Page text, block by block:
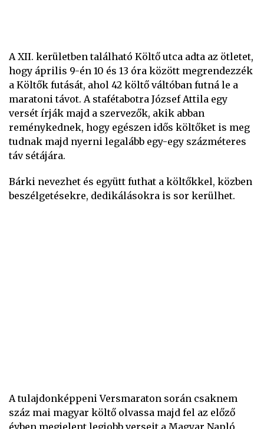
A XII. kerületben található Költő utca adta az ötletet,
hogy április 9-én 10 és 13 óra között megrendezzék
a Költők futását, ahol 42 költő váltóban futná le a
maratoni távot. A stafétabotra József Attila egy
versét írják majd a szervezők, akik abban
reménykednek, hogy egészen idős költőket is meg
tudnak majd nyerni legalább egy-egy százméteres
táv sétájára.
Bárki nevezhet és együtt futhat a költőkkel, közben
beszélgetésekre, dedikálásokra is sor kerülhet.
A tulajdonképpeni Versmaraton során csaknem
száz mai magyar költő olvassa majd fel az előző
évben megjelent legjobb verseit a Magyar Napló